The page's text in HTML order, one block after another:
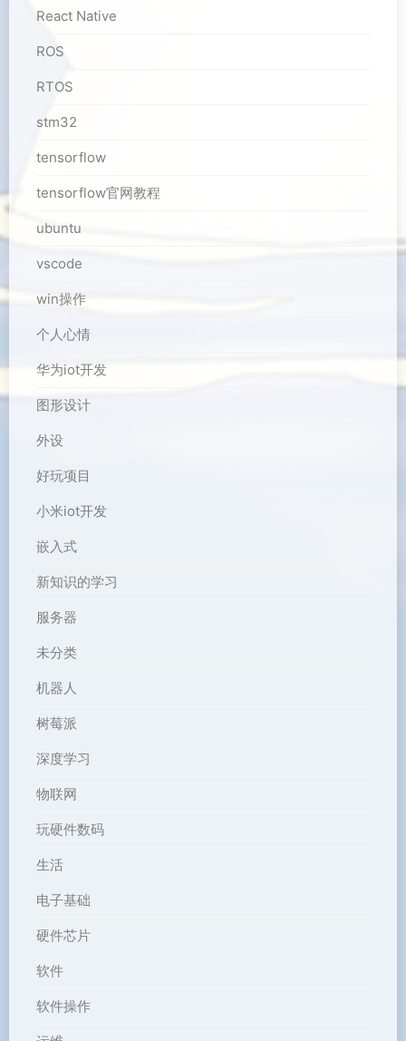
React Native
ROS
RTOS
stm32
tensorflow
tensorflow官网教程
ubuntu
vscode
win操作
个人心情
华为iot开发
图形设计
外设
好玩项目
小米iot开发
嵌入式
新知识的学习
服务器
未分类
机器人
树莓派
深度学习
物联网
玩硬件数码
生活
电子基础
硬件芯片
软件
软件操作